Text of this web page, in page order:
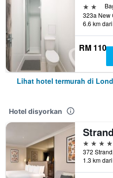
2
6.6 km
RM 110
Lihat hotel termurah di
Hotel disyorkan
4 bintang
1.3 km